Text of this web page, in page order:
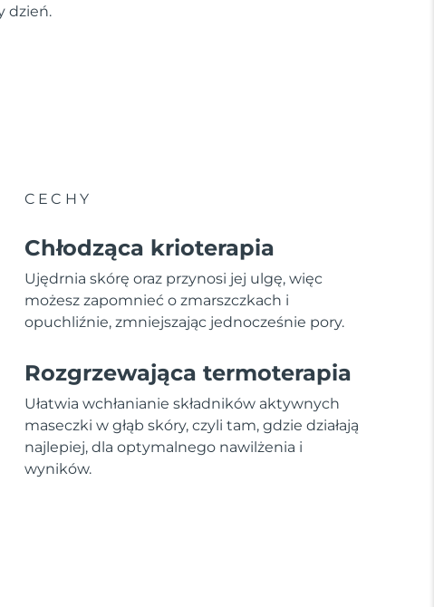
dzień.
CECHY
Chłodząca krioterapia
Ujędrnia skórę oraz przynosi jej ulgę, więc
możesz zapomnieć o zmarszczkach i
opuchliźnie, zmniejszając jednocześnie pory.
Rozgrzewająca termoterapia
Ułatwia wchłanianie składników aktywnych
maseczki w głąb skóry, czyli tam, gdzie działają
najlepiej, dla optymalnego nawilżenia i
wyników.